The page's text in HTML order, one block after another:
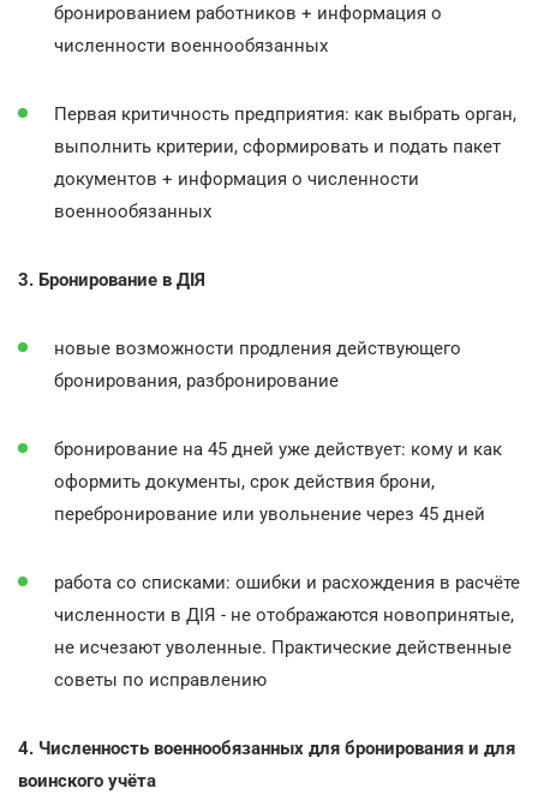
бронированием работников + информация о
численности военнообязанных
Первая критичность предприятия: как выбрать орган,
выполнить критерии, сформировать и подать пакет
документов + информация о численности
военнообязанных
3. Бронирование в ДІЯ
новые возможности продления действующего
бронирования, разбронирование
бронирование на 45 дней уже действует: кому и как
оформить документы, срок действия брони,
перебронирование или увольнение через 45 дней
работа со списками: ошибки и расхождения в расчёте
численности в ДІЯ - не отображаются новопринятые,
не исчезают уволенные. Практические действенные
советы по исправлению
4. Численность военнообязанных для бронирования и для
воинского учёта